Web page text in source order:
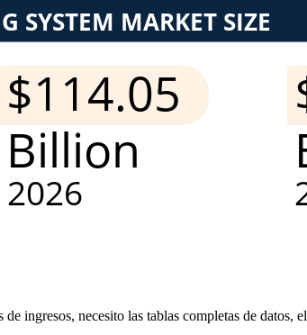
ingresos, necesito las tablas completas de datos,